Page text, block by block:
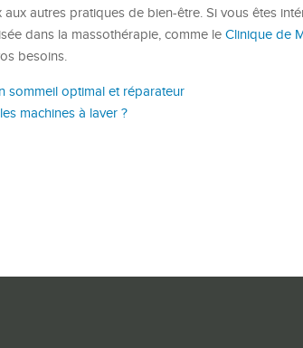
autres pratiques de bien-être. Si vous êtes
dans la massothérapie, comme le Clinique de
besoins.
sommeil optimal et réparateur
machines à laver ?